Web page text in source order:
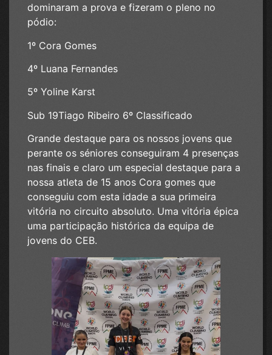
dominaram a prova e fizeram o pleno no
pódio:
1º Cora Gomes
4º Luana Fernandes
5º Yoline Karst
Sub 19Tiago Ribeiro 6º Classificado
Grande destaque para os nossos jovens que
perante os séniores conseguiram 4 presenças
nas finais e claro um especial destaque para a
nossa atleta de 15 anos Cora gomes que
conseguiu com esta idade a sua primeira
vitória no circuito absoluto. Uma vitória épica
uma participação histórica da equipa de
jovens do CEB.